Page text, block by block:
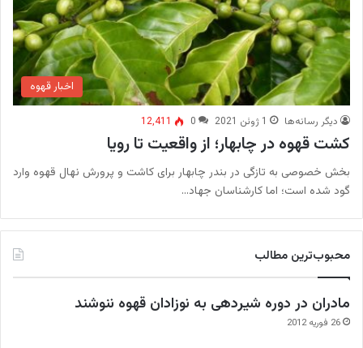
اخبار قهوه
دیگر رسانه‌ها 1 ژوئن 2021 0
12,411
کشت قهوه در چابهار؛ از واقعیت تا رویا
بخش خصوصی به تازگی در بندر چابهار برای کاشت و پرورش نهال قهوه وارد
گود شده است؛ اما کارشناسان جهاد…
محبوب‌ترین مطالب
مادران در دوره شیردهی به نوزادان قهوه ننوشند
26 فوریه 2012